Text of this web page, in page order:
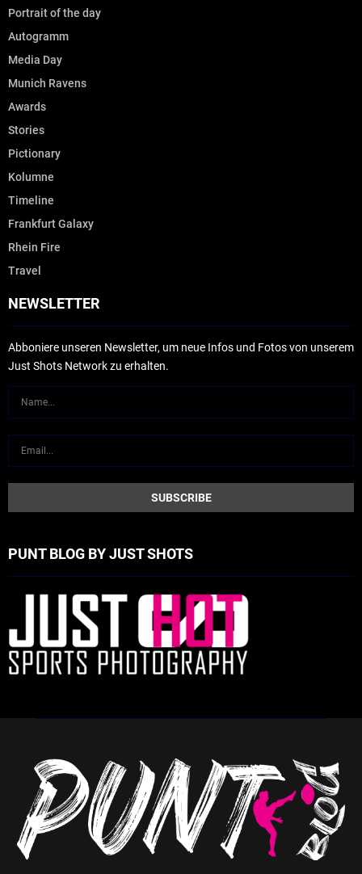
Portrait of the day
Autogramm
Media Day
Munich Ravens
Awards
Stories
Pictionary
Kolumne
Timeline
Frankfurt Galaxy
Rhein Fire
Travel
NEWSLETTER
Abboniere unseren Newsletter, um neue Infos und Fotos von unserem
Just Shots Network zu erhalten.
PUNT BLOG BY JUST SHOTS